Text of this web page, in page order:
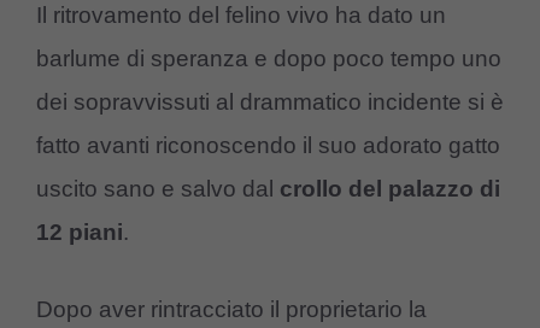
Il ritrovamento del felino vivo ha dato un
barlume di speranza e dopo poco tempo uno
dei sopravvissuti al drammatico incidente si è
fatto avanti riconoscendo il suo adorato gatto
uscito sano e salvo dal crollo del palazzo di
12 piani.
Dopo aver rintracciato il proprietario la